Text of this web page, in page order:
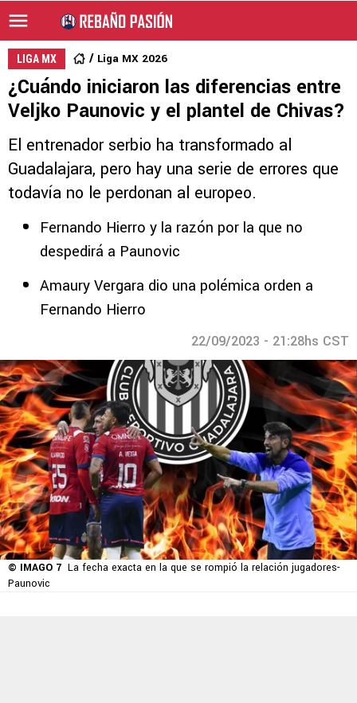
LIGA MX Liga MX 2026
¿Cuándo iniciaron las diferencias entre
Veljko Paunovic y el plantel de Chivas?
El entrenador serbio ha transformado al
Guadalajara, pero hay una serie de errores que
todavía no le perdonan al europeo.
Fernando Hierro y la razón por la que no
despedirá a Paunovic
Amaury Vergara dio una polémica orden a
Fernando Hierro
22/09/2023 - 21:28hs CST
© IMAGO 7 La fecha exacta en la que se rompió la relación jugadores-
Paunovic